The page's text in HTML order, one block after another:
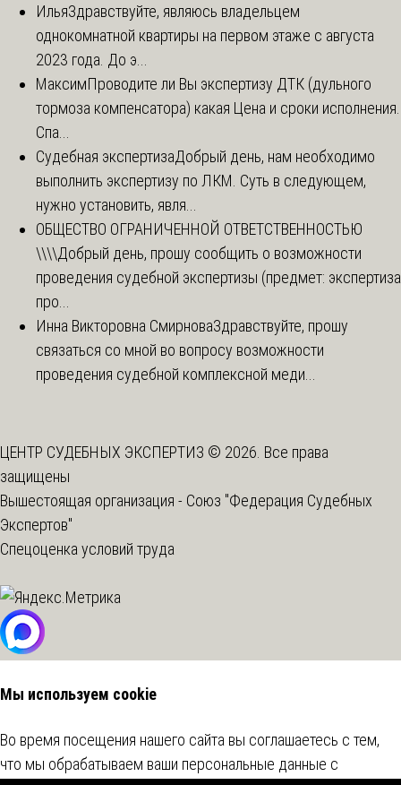
ИльяЗдравствуйте, являюсь владельцем
однокомнатной квартиры на первом этаже с августа
2023 года. До э...
МаксимПроводите ли Вы экспертизу ДТК (дульного
тормоза компенсатора) какая Цена и сроки исполнения.
Спа...
Судебная экспертизаДобрый день, нам необходимо
выполнить экспертизу по ЛКМ. Суть в следующем,
нужно установить, явля...
ОБЩЕСТВО ОГРАНИЧЕННОЙ ОТВЕТСТВЕННОСТЬЮ
\\\\Добрый день, прошу сообщить о возможности
проведения судебной экспертизы (предмет: экспертиза
про...
Инна Викторовна СмирноваЗдравствуйте, прошу
связаться со мной во вопросу возможности
проведения судебной комплексной меди...
ЦЕНТР СУДЕБНЫХ ЭКСПЕРТИЗ © 2026. Все права
защищены
Вышестоящая организация - Союз "Федерация Судебных
Экспертов"
Спецоценка условий труда
Мы используем cookie
Во время посещения нашего сайта вы соглашаетесь с тем,
что мы обрабатываем ваши персональные данные с